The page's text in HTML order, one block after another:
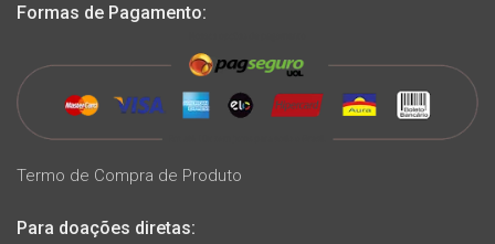
Formas de Pagamento:
Termo de Compra de Produto
Para doações diretas: